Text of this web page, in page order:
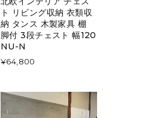
ト リビング収納 衣類収
納 タンス 木製家具 棚
脚付 3段チェスト 幅120
NU-N
¥64,800